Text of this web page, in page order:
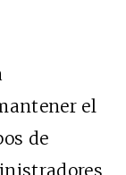
el
de